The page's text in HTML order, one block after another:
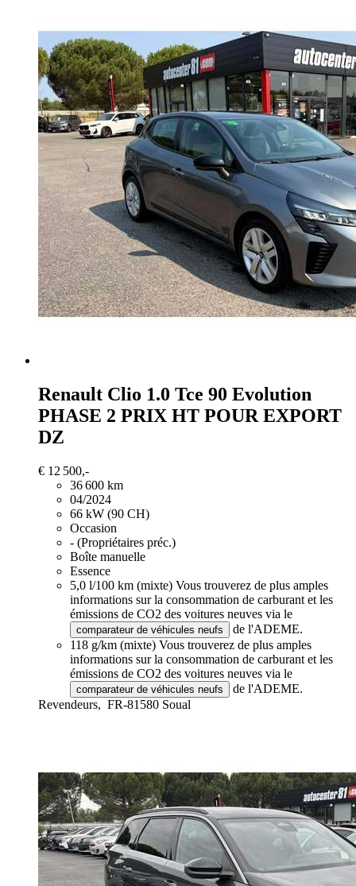
Renault Clio 1.0 Tce 90 Evolution
PHASE 2 PRIX HT POUR EXPORT
DZ
€ 12 500,-
36 600 km
04/2024
66 kW (90 CH)
Occasion
- (Propriétaires préc.)
Boîte manuelle
Essence
5,0 l/100 km (mixte) Vous trouverez de plus amples
informations sur la consommation de carburant et les
émissions de CO2 des voitures neuves via le
comparateur de véhicules neufs
de l'ADEME.
118 g/km (mixte) Vous trouverez de plus amples
informations sur la consommation de carburant et les
émissions de CO2 des voitures neuves via le
comparateur de véhicules neufs
de l'ADEME.
Revendeurs, FR-81580 Soual